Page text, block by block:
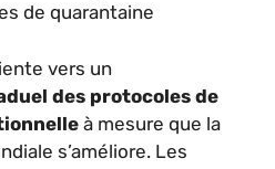
de quarantaine
vers un
des protocoles de
à mesure que la
s’améliore. Les